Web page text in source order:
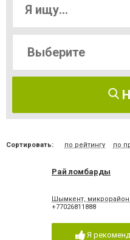
Сортировать: по рейтингу по
Рай ломбарды
Шымкент, микрорайон
+77026811888
Я